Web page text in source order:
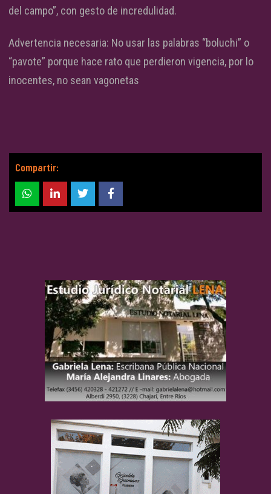
del campo”, con gesto de incredulidad.
Advertencia necesaria: No usar las palabras “boluchi” o
“pavote” porque hace rato que perdieron vigencia, por lo
inocentes, no sean vagonetas
Compartir: